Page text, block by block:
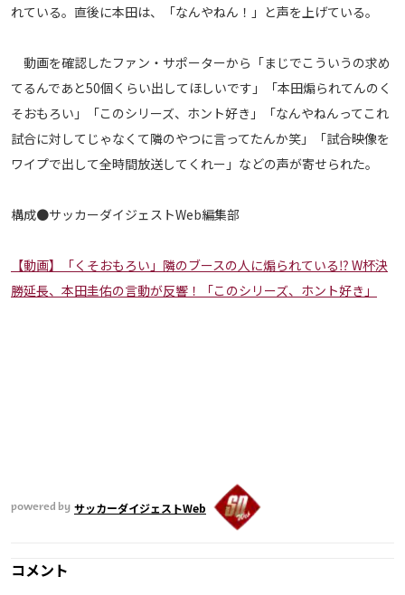
ご利用にあたって
お問い合わせ
れている。直後に本田は、「なんやねん！」と声を上げている。
動画を確認したファン・サポーターから「まじでこういうの求め
てるんであと50個くらい出してほしいです」「本田煽られてんのく
そおもろい」「このシリーズ、ホント好き」「なんやねんってこれ
試合に対してじゃなくて隣のやつに言ってたんか笑」「試合映像を
ワイプで出して全時間放送してくれー」などの声が寄せられた。
構成●サッカーダイジェストWeb編集部
【動画】「くそおもろい」隣のブースの人に煽られている⁉ W杯決
勝延長、本田圭佑の言動が反響！「このシリーズ、ホント好き」
powered by サッカーダイジェストWeb
コメント